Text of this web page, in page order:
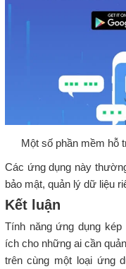
Một số phần mềm hỗ
Các ứng dụng này
bảo mật, quản lý dữ liệu
Kết luận
Tính năng ứng dụng
ích cho những ai cần
trên cùng một loại ứng